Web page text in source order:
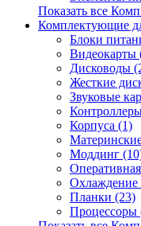
Показать все
Комплектующие
Блоки
Видеокарты
Дисководы
Жесткие
Звуковые
Корпуса (1)
Моддинг
Охлаждение
Планки (23)
Процессоры